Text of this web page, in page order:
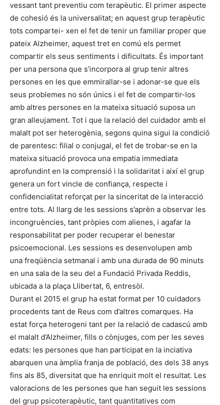
vessant tant preventiu com terapèutic. El primer aspecte
de cohesió és la universalitat; en aquest grup terapèutic
tots compartei- xen el fet de tenir un familiar proper que
pateix Alzheimer, aquest tret en comú els permet
compartir els seus sentiments i dificultats. És important
per una persona que s’incorpora al grup tenir altres
persones en les que emmirallar-se i adonar-se que els
seus problemes no són únics i el fet de compartir-los
amb altres persones en la mateixa situació suposa un
gran alleujament. Tot i que la relació del cuidador amb el
malalt pot ser heterogènia, segons quina sigui la condició
de parentesc: filial o conjugal, el fet de trobar-se en la
mateixa situació provoca una empatia immediata
aprofundint en la comprensió i la solidaritat i així el grup
genera un fort vincle de confiança, respecte i
confidencialitat reforçat per la sinceritat de la interacció
entre tots. Al llarg de les sessions s’aprèn a observar les
incongruències, tant pròpies com alienes, i agafar la
responsabilitat per poder recuperar el benestar
psicoemocional. Les sessions es desenvolupen amb
una freqüència setmanal i amb una durada de 90 minuts
en una sala de la seu del a Fundació Privada Reddis,
ubicada a la plaça Llibertat, 6, entresòl.
Durant el 2015 el grup ha estat format per 10 cuidadors
procedents tant de Reus com d’altres comarques. Ha
estat força heterogeni tant per la relació de cadascú amb
el malalt d’Alzheimer, fills o cònjuges, com per les seves
edats: les persones que han participat en la inciativa
abarquen una àmplia franja de població, des dels 38 anys
fins als 85, diversitat que ha enriquit molt el resultat. Les
valoracions de les persones que han seguit les sessions
del grup psicoterapèutic, tant quantitatives com